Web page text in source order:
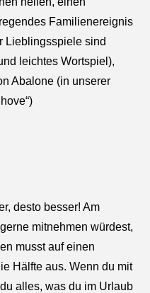
Familienereignis
Lieblingsspiele sind
leichtes Wortspiel),
Abalone (in unserer
desto besser! Am
mitnehmen würdest,
musst auf einen
Hälfte aus. Wenn du mit
alles, was du im Urlaub